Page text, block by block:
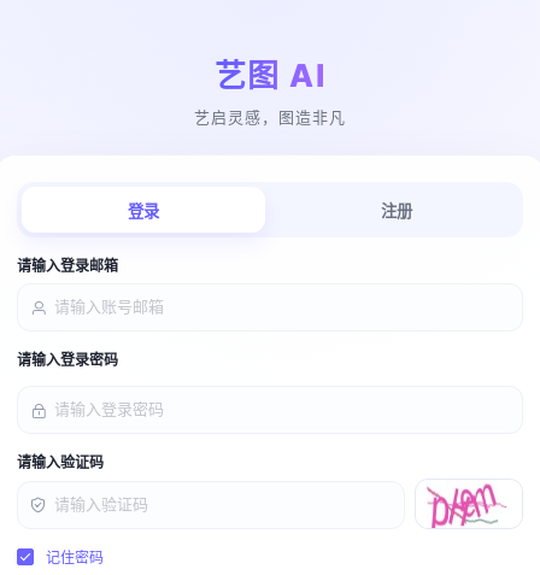
艺图 AI
艺启灵感，图造非凡
登录 注册
请输入登录邮箱
请输入登录密码
请输入验证码
记住密码